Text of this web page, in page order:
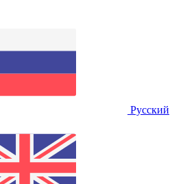
Русский